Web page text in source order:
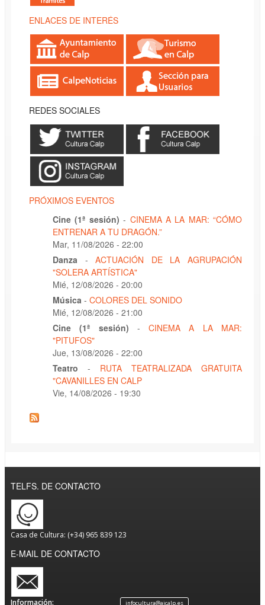
ENLACES DE INTERÉS
REDES SOCIALES
PRÓXIMOS EVENTOS
Cine (1ª sesión) - CINEMA A LA MAR: “CÓMO
ENTRENAR A TU DRAGÓN.”
Mar, 11/08/2026 - 22:00
Danza
-ACTUACIÓN DE LA AGRUPACIÓN
"SOLERA ARTÍSTICA"
Mié, 12/08/2026 - 20:00
Música - COLORES DEL SONIDO
Mié, 12/08/2026 - 21:00
Cine (1ª sesión)
-CINEMA A LA MAR:
"PITUFOS"
Jue, 13/08/2026 - 22:00
Teatro
- RUTA TEATRALIZADA GRATUITA
"CAVANILLES EN CALP
Vie, 14/08/2026 - 19:30
TELFS. DE CONTACTO
Casa de Cultura: (+34) 965 839 123
E-MAIL DE CONTACTO
Información: infocultura@ajcalp.es